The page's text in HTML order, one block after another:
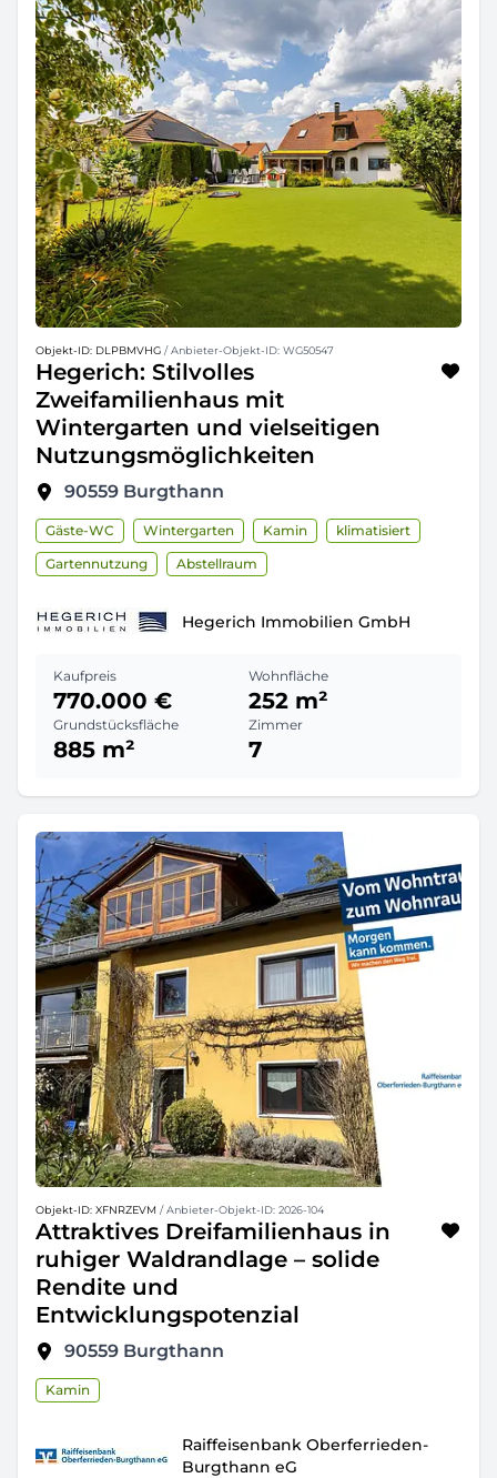
Objekt-ID: DLPBMVHG / Anbieter-Objekt-ID: WG50547
Hegerich: Stilvolles
Zweifamilienhaus mit
Wintergarten und vielseitigen
Nutzungsmöglichkeiten
90559 Burgthann
Gäste-WC Wintergarten Kamin
klimatisiert
Gartennutzung
Abstellraum
Hegerich Immobilien GmbH
Kaufpreis
770.000 €
Wohnfläche
252 m²
Grundstücksfläche
885 m²
Zimmer
7
Objekt-ID: XFNRZEVM / Anbieter-Objekt-ID: 2026-104
Attraktives Dreifamilienhaus in
ruhiger Waldrandlage – solide
Rendite und
Entwicklungspotenzial
90559 Burgthann
Kamin
Raiffeisenbank Oberferrieden-
Burgthann eG